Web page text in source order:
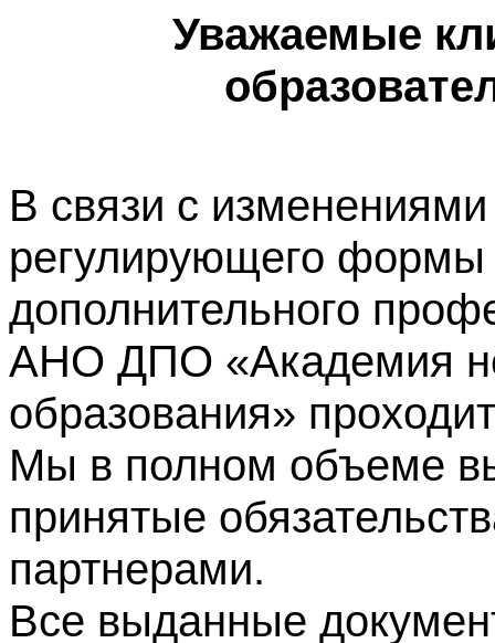
Уважаемые
В связи с изменениями
регулирующего формы
дополнительного
АНО ДПО «Академия
образования»
Мы в полном объеме
принятые
партнерами.
Все выданные